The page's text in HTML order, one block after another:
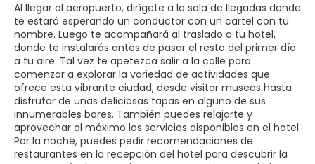
Al llegar al aeropuerto, dirígete a la sala de llegadas donde
te estará esperando un conductor con un cartel con tu
nombre. Luego te acompañará al traslado a tu hotel,
donde te instalarás antes de pasar el resto del primer día
a tu aire. Tal vez te apetezca salir a la calle para
comenzar a explorar la variedad de actividades que
ofrece esta vibrante ciudad, desde visitar museos hasta
disfrutar de unas deliciosas tapas en alguno de sus
innumerables bares. También puedes relajarte y
aprovechar al máximo los servicios disponibles en el hotel.
Por la noche, puedes pedir recomendaciones de
restaurantes en la recepción del hotel para descubrir la